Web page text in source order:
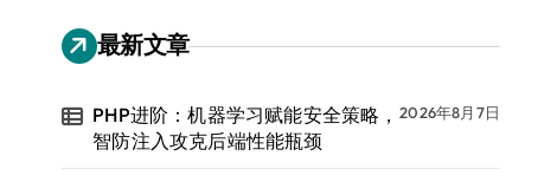
最新文章
PHP进阶：机器学习赋能安全策略，
智防注入攻克后端性能瓶颈
2026年8月7日